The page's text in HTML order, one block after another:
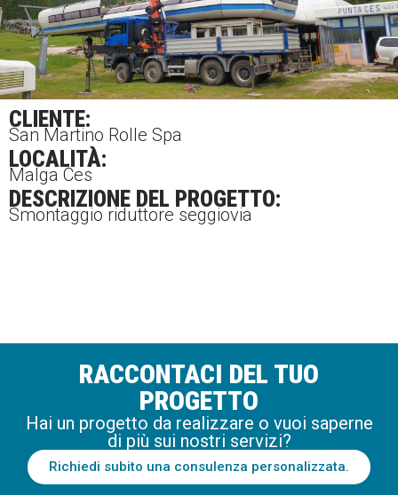
CLIENTE:
San Martino Rolle Spa
LOCALITÀ:
Malga Ces
DESCRIZIONE DEL PROGETTO:
Smontaggio riduttore seggiovia
RACCONTACI DEL TUO
PROGETTO
Hai un progetto da realizzare o vuoi saperne
di più sui nostri servizi?
Richiedi subito una consulenza personalizzata.